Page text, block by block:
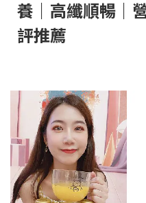
養｜高纖順暢｜
評推薦